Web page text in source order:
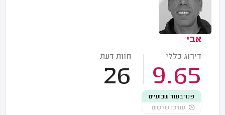
אבי
דירוג כללי
9.65
חוות דעת
26
פנוי בעוד שבועיים
עודכן שלשום